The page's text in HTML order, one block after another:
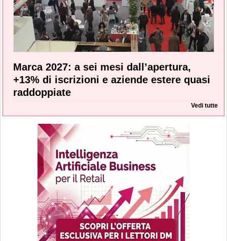
Marca 2027: a sei mesi dall’apertura,
+13% di iscrizioni e aziende estere quasi
raddoppiate
Vedi tutte